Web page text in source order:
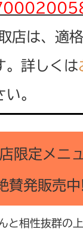
店は、適
。詳しくは
。
限定メニ
賛発販売
と相性抜群の